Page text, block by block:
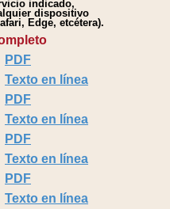
indicado,
dispositivo
Edge, etcétera).
PDF
Texto en línea
PDF
Texto en línea
PDF
Texto en línea
PDF
Texto en línea